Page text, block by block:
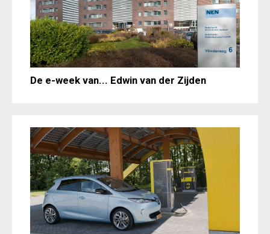
De e-week van... Edwin van der Zijden